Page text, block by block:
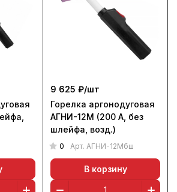
9 625 ₽/шт
Горелка аргонодуговая
АГНИ-12М (200 А, без
шлейфа, возд.)
0 Арт. АГНИ-12Мбш
В корзину